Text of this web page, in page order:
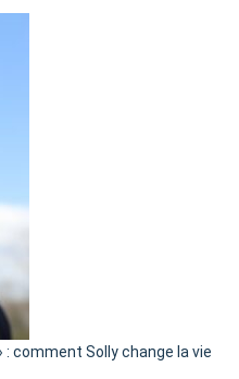
: comment Solly change la vie